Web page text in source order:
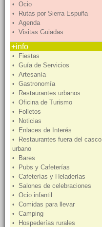
• Ocio
• Rutas por Sierra Espuña
• Agenda
• Visitas Guiadas
+info
• Fiestas
• Guía de Servicios
• Artesanía
• Gastronomía
• Restaurantes urbanos
• Oficina de Turismo
• Folletos
• Noticias
• Enlaces de Interés
• Restaurantes fuera del casco
urbano
• Bares
• Pubs y Cafeterías
• Cafeterías y Heladerías
• Salones de celebraciones
• Ocio infantil
• Comidas para llevar
• Camping
• Hospederías rurales